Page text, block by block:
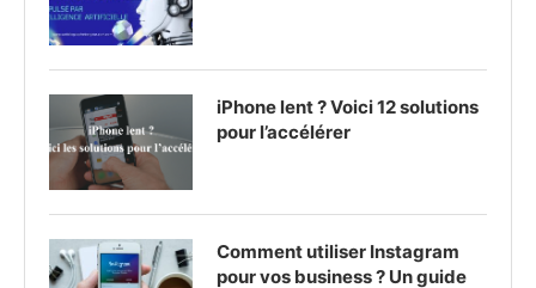
iPhone lent ? Voici 12 solutions
pour l’accélérer
Comment utiliser Instagram
pour vos business ? Un guide